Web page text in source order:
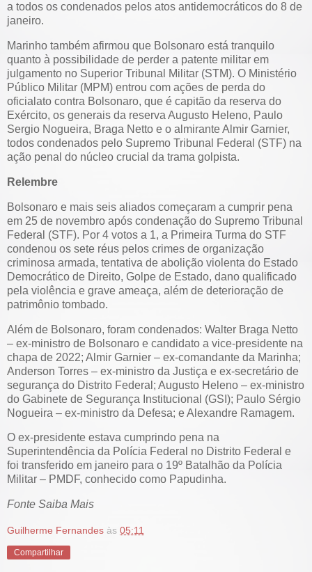
a todos os condenados pelos atos antidemocráticos do 8 de
janeiro.
Marinho também afirmou que Bolsonaro está tranquilo
quanto à possibilidade de perder a patente militar em
julgamento no Superior Tribunal Militar (STM). O Ministério
Público Militar (MPM) entrou com ações de perda do
oficialato contra Bolsonaro, que é capitão da reserva do
Exército, os generais da reserva Augusto Heleno, Paulo
Sergio Nogueira, Braga Netto e o almirante Almir Garnier,
todos condenados pelo Supremo Tribunal Federal (STF) na
ação penal do núcleo crucial da trama golpista.
Relembre
Bolsonaro e mais seis aliados começaram a cumprir pena
em 25 de novembro após condenação do Supremo Tribunal
Federal (STF). Por 4 votos a 1, a Primeira Turma do STF
condenou os sete réus pelos crimes de organização
criminosa armada, tentativa de abolição violenta do Estado
Democrático de Direito, Golpe de Estado, dano qualificado
pela violência e grave ameaça, além de deterioração de
patrimônio tombado.
Além de Bolsonaro, foram condenados: Walter Braga Netto
– ex-ministro de Bolsonaro e candidato a vice-presidente na
chapa de 2022; Almir Garnier – ex-comandante da Marinha;
Anderson Torres – ex-ministro da Justiça e ex-secretário de
segurança do Distrito Federal; Augusto Heleno – ex-ministro
do Gabinete de Segurança Institucional (GSI); Paulo Sérgio
Nogueira – ex-ministro da Defesa; e Alexandre Ramagem.
O ex-presidente estava cumprindo pena na
Superintendência da Polícia Federal no Distrito Federal e
foi transferido em janeiro para o 19º Batalhão da Polícia
Militar – PMDF, conhecido como Papudinha.
Fonte Saiba Mais
Guilherme Fernandes às 05:11
Compartilhar